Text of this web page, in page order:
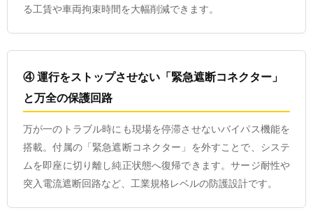
る工賃や車両拘束時間を大幅削減できます。
④ 運行をストップさせない「緊急遮断コネクター」
と万全の保護回路
万が一のトラブル時にも現場を停滞させないバイパス機能を
搭載。付属の「緊急遮断コネクター」を外すことで、システ
ムを即座に切り離し純正状態へ復帰できます。サージ耐性や
突入電流遮断回路など、工業規格レベルの防護設計です。